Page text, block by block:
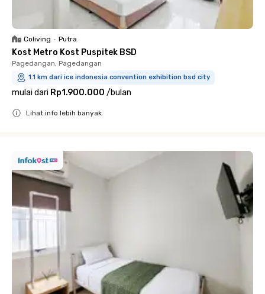
Coliving • Putra
Kost Metro Kost Puspitek BSD
Pagedangan, Pagedangan
1.1 km dari ice indonesia convention exhibition bsd city
mulai dari Rp1.900.000 /bulan
Lihat info lebih banyak